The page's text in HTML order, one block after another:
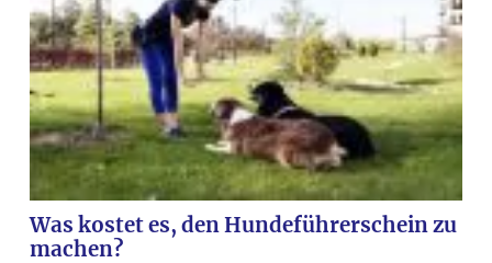
Was kostet es, den Hundeführerschein zu
machen?